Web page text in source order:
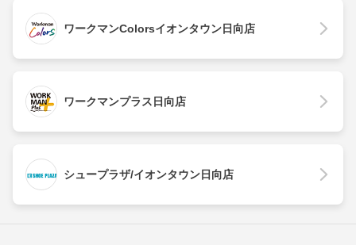
ワークマンColorsイオンタウン日向店
ワークマンプラス日向店
シュープラザ/イオンタウン日向店